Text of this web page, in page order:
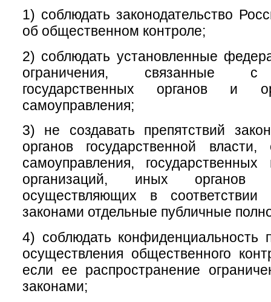
1) соблюдать законодательство
об общественном контроле;
2) соблюдать установленные
ограничения, связанные с
государственных органов и
самоуправления;
3) не создавать препятствий
органов государственной власти,
самоуправления,
организаций, иных органов
осуществляющих в
законами отдельные публичные
4) соблюдать конфиденциальность
осуществления общественного
если ее распространение
законами;